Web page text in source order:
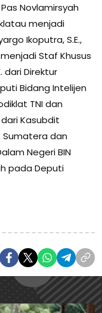
Novlamirsyah
menjadi
Ikoputra, S.E.,
menjadi Staf Khusus
dari Direktur
Bidang Intelijen
TNI dan
dari Kasubdit
Sumatera dan
Negeri BIN
pada Deputi